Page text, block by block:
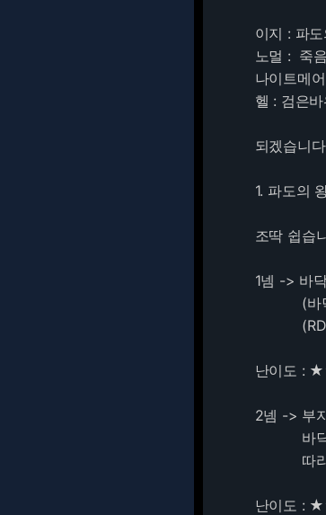
이지 : 파
노멀 : 죽
나이트메
헬 : 검은
되겠습니
1. 파도의
조딱 쉽습
1넴 -> 바
(바닥
(RDP딸
난이도
2넴 -> 부
바닥은
따라서
난이도